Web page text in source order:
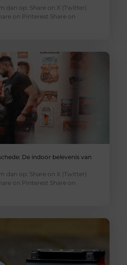
dan op: Share on X (Twitter)
on Pinterest Share on
De indoor belevenis van
dan op: Share on X (Twitter)
on Pinterest Share on